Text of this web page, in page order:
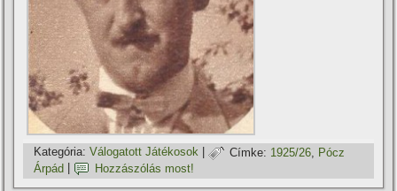
Kategória: Válogatott Játékosok | Címke: 1925/26 Pócz
Árpád
Hozzászólás most!